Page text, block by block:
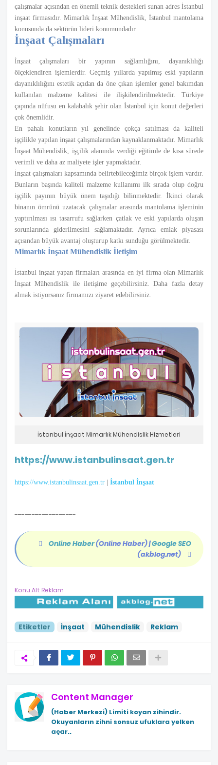
çalışmalar açısından en önemli teknik destekleri sunan adres İstanbul
inşaat firmasıdır. Mimarlık İnşaat Mühendislik, İstanbul mantolama
konusunda da sektörün lideri konumundadır.
İnşaat Çalışmaları
İnşaat çalışmaları bir yapının sağlamlığını, dayanıklılığı
ölçeklendiren işlemlerdir. Geçmiş yıllarda yapılmış eski yapıların
dayanıklılığını estetik açıdan da öne çıkan işlemler genel bakımdan
kullanılan malzeme kalitesi ile ilişkilendirilmektedir. Türkiye
çapında nüfusu en kalabalık şehir olan İstanbul için konut değerleri
çok önemlidir.
En pahalı konutların yıl genelinde çokça satılması da kaliteli
işçilikle yapılan inşaat çalışmalarından kaynaklanmaktadır. Mimarlık
İnşaat Mühendislik, işçilik alanında verdiği eğitimle de kısa sürede
verimli ve daha az maliyete işler yapmaktadır.
İnşaat çalışmaları kapsamında belirtebileceğimiz birçok işlem vardır.
Bunların başında kaliteli malzeme kullanımı ilk sırada olup doğru
işçilik payının büyük önem taşıdığı bilinmektedir. İkinci olarak
binanın ömrünü uzatacak çalışmalar arasında mantolama işleminin
yaptırılması ısı tasarrufu sağlarken çatlak ve eski yapılarda oluşan
sorunlarında giderilmesini sağlamaktadır. Ayrıca emlak piyasası
açısından büyük avantaj oluşturup katkı sunduğu görülmektedir.
Mimarlık İnşaat Mühendislik İletişim
İstanbul inşaat yapan firmaları arasında en iyi firma olan Mimarlık
İnşaat Mühendislik ile iletişime geçebilirsiniz. Daha fazla detay
almak istiyorsanız firmamızı ziyaret edebilirsiniz.
İstanbul İnşaat Mimarlık Mühendislik Hizmetleri
https://www.istanbulinsaat.gen.tr
https://www.istanbulinsaat.gen.tr | İstanbul İnşaat
------------------
Online Haber(Online Haber)|Google SEO
(akblog.net)
Konu Alt Reklam
Etiketler İnşaat Mühendislik Reklam
Content Manager
(Haber Merkezi) Limiti koyan zihindir.
Okuyanların zihni sonsuz ufuklara yelken
açar..